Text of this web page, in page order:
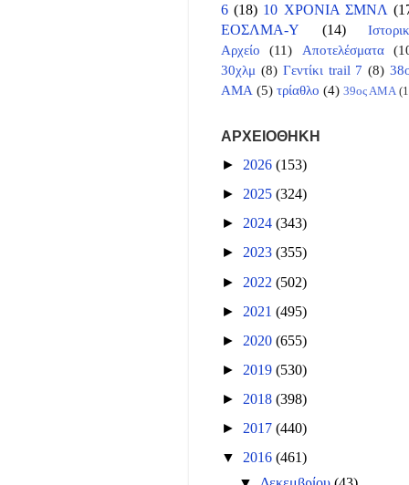
6 (18) 10 ΧΡΟΝΙΑ ΣΜΝΛ
ΕΟΣΛΜΑ-Υ
(14)
Αρχείο
(11) Αποτελέσματα
30χλμ (8) Γεντίκι trail 7 (8)
ΑΜΑ (5) τρίαθλο (4) 39ος ΑΜΑ
ΑΡΧΕΙΟΘΗΚΗ
► 2026 (153)
► 2025 (324)
► 2024 (343)
► 2023 (355)
► 2022 (502)
► 2021 (495)
► 2020 (655)
► 2019 (530)
► 2018 (398)
► 2017 (440)
▼ 2016 (461)